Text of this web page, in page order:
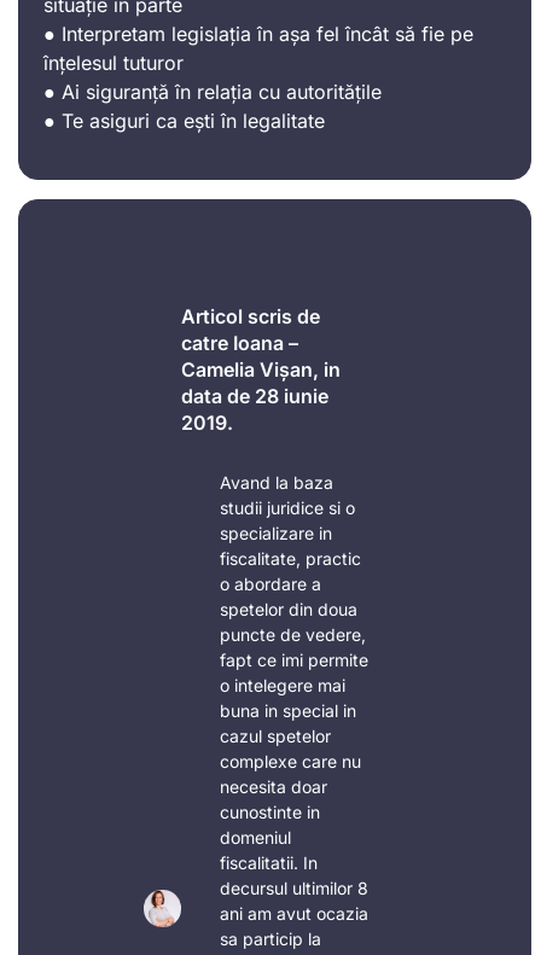
● Interpretam legislația în așa fel încât să fie pe
înțelesul tuturor
● Ai siguranță în relația cu autoritățile
● Te asiguri ca ești în legalitate
Articol scris de
catre Ioana –
Camelia Vișan, in
data de 28 iunie
2019.
Avand la baza
studii juridice si o
specializare in
fiscalitate, practic
o abordare a
spetelor din doua
puncte de vedere,
fapt ce imi permite
o intelegere mai
buna in special in
cazul spetelor
complexe care nu
necesita doar
cunostinte in
domeniul
fiscalitatii. In
decursul ultimilor 8
ani am avut ocazia
sa particip la